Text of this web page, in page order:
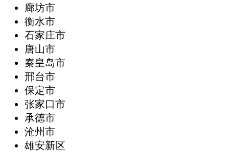
廊坊市
衡水市
石家庄市
唐山市
秦皇岛市
邢台市
保定市
张家口市
承德市
沧州市
雄安新区